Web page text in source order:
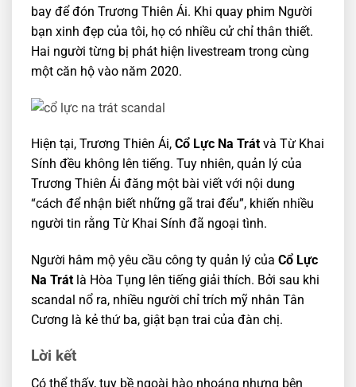
bay để đón Trương Thiên Ái. Khi quay phim Người
bạn xinh đẹp của tôi, họ có nhiều cử chỉ thân thiết.
Hai người từng bị phát hiện livestream trong cùng
một căn hộ vào năm 2020.
Hiện tại, Trương Thiên Ái, Cổ Lực Na Trát và Từ Khai
Sính đều không lên tiếng. Tuy nhiên, quản lý của
Trương Thiên Ái đăng một bài viết với nội dung
“cách để nhận biết những gã trai đểu”, khiến nhiều
người tin rằng Từ Khai Sính đã ngoại tình.
Người hâm mộ yêu cầu công ty quản lý của Cổ Lực
Na Trát là Hòa Tụng lên tiếng giải thích. Bởi sau khi
scandal nổ ra, nhiều người chỉ trích mỹ nhân Tân
Cương là kẻ thứ ba, giật bạn trai của đàn chị.
Lời kết
Có thể thấy, tuy bề ngoài hào nhoáng nhưng bên